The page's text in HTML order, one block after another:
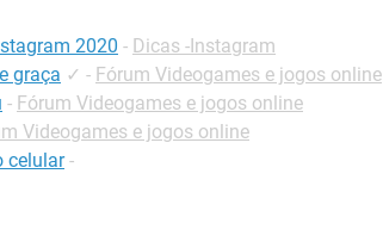
2020 - Dicas -Instagram
graça ✓ - Fórum Videogames e jogos online
- Fórum Videogames e jogos online
Videogames e jogos online
celular -